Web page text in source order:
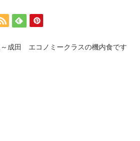
成田 エコノミークラスの機内食です